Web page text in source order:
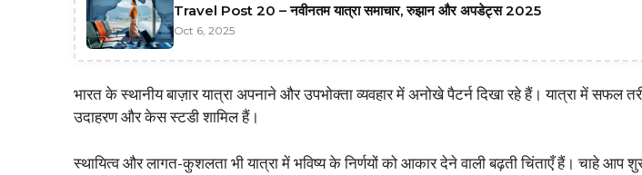
Travel Post 20 – नवीनतम यात्रा समाचार, रुझान और अपडेट्स 2025
Oct 6, 2025
भारत के स्थानीय बाज़ार यात्रा अपनाने और उपभोक्ता व्यवहार में अनोखे पैटर्न दिखा रहे हैं। यात्रा में सफल
उदाहरण और केस स्टडी शामिल हैं।
स्थायित्व और लागत-कुशलता भी यात्रा में भविष्य के निर्णयों को आकार देने वाली बढ़ती चिंताएँ हैं। चाहे